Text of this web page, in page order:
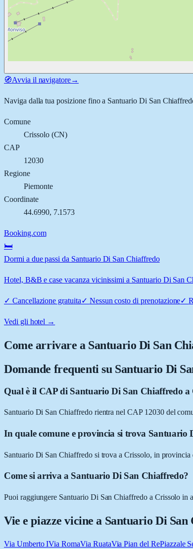
🧭Avvia il navigatore→
Naviga dalla tua posizione fino a Santuario Di San
Comune
Crissolo(CN)
CAP
12030
Regione
Piemonte
Coordinate
44.6990, 7.1573
Booking.com
🛏️
Dormi a due passi da Santuario Di San Chiaffredo
Hotel, B&B e case vacanza vicinissimi a Santuario Di San
✓ Cancellazione gratuita✓ Nessun costo di prenotazione✓
Vedi gli hotel →
Come arrivare a Santuario Di San
Domande frequenti su Santuario Di
Qual è il CAP di Santuario Di San Chiaffredo a
Santuario Di San Chiaffredo rientra nel CAP 12030 del
In quale comune e provincia si trova Santuario
Santuario Di San Chiaffredo si trova a Crissolo, in
Come si arriva a Santuario Di San Chiaffredo?
Puoi raggiungere Santuario Di San Chiaffredo a Crissolo in
Vie e piazze vicine a Santuario Di San
Via Umberto IVia RomaVia RuataVia Pian del RePiazzale